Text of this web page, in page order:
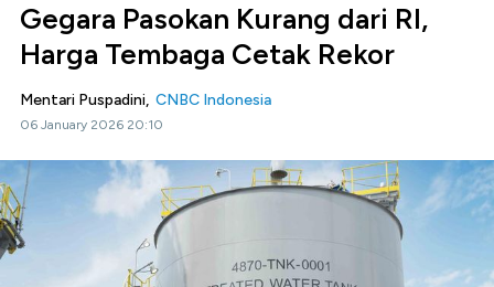
Gegara Pasokan Kurang dari RI,
Harga Tembaga Cetak Rekor
Mentari Puspadini, CNBC Indonesia
06 January 2026 20:10